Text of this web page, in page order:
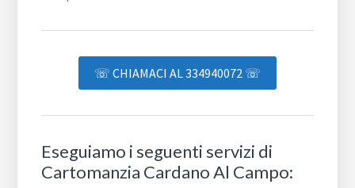
☏ CHIAMACI AL 334940072 ☏
Eseguiamo i seguenti servizi di
Cartomanzia Cardano Al Campo: